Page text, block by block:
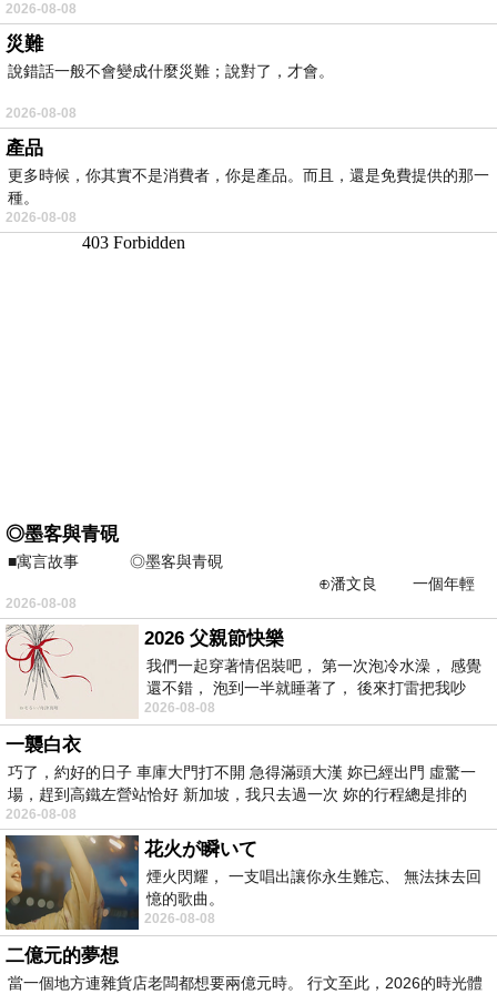
2026-08-08
災難
說錯話一般不會變成什麼災難；說對了，才會。
2026-08-08
產品
更多時候，你其實不是消費者，你是產品。而且，還是免費提供的那一
種。
2026-08-08
◎墨客與青硯
■寓言故事 ◎墨客與青硯
⊕潘文良 一個年輕
的墨客，在京城的古玩肆裡
2026-08-08
2026 父親節快樂
我們一起穿著情侶裝吧， 第一次泡冷水澡， 感覺
還不錯， 泡到一半就睡著了， 後來打雷把我吵
醒， 手
2026-08-08
一襲白衣
巧了，約好的日子 車庫大門打不開 急得滿頭大漢 妳已經出門 虛驚一
場，趕到高鐵左營站恰好 新加坡，我只去過一次 妳的行程總是排的
2026-08-08
花火が瞬いて
煙火閃耀， 一支唱出讓你永生難忘、 無法抹去回
憶的歌曲。
2026-08-08
二億元的夢想
當一個地方連雜貨店老闆都想要兩億元時。 行文至此，2026的時光體